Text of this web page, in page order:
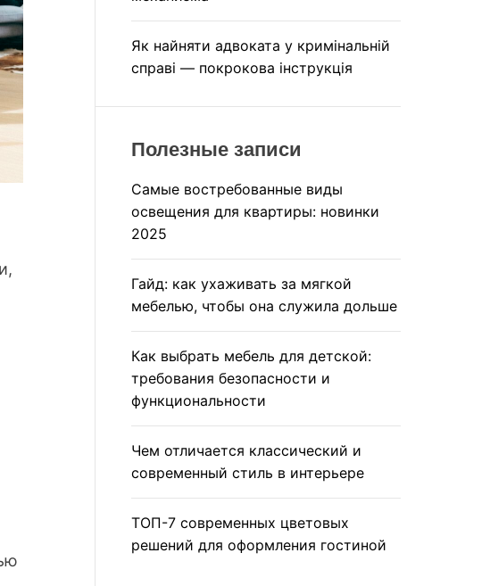
Як найняти адвоката у кримінальній
справі — покрокова інструкція
Полезные записи
Самые востребованные виды
освещения для квартиры: новинки
2025
Гайд: как ухаживать за мягкой
мебелью, чтобы она служила дольше
Как выбрать мебель для детской:
требования безопасности и
функциональности
Чем отличается классический и
современный стиль в интерьере
ТОП-7 современных цветовых
решений для оформления гостиной